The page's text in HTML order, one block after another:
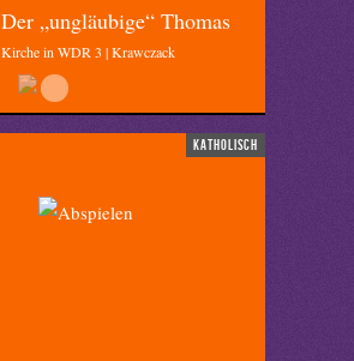
Der „ungläubige“ Thomas
Kirche in WDR 3 | Krawczack
katholisch